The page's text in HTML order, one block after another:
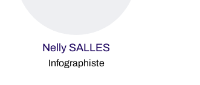
Nelly SALLES
Infographiste